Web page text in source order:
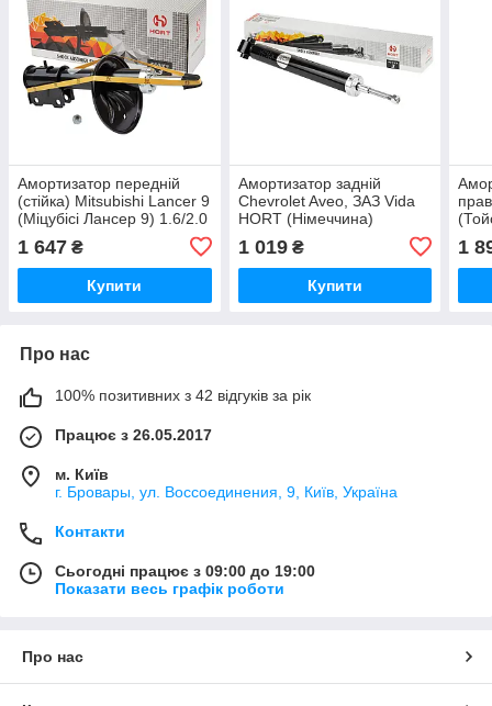
Амортизатор передній
(стійка) Mitsubishi Lancer 9
(Міцубісі Лансер 9) 1.6/2.0
1 647 ₴
Купити
Амортизатор задній
Chevrolet Aveo, ЗАЗ Vida
HORT (Німеччина)
1 019₴
Купити
1
Про нас
100% позитивних з 42 відгуків за рік
Працює з 26.05.2017
м. Київ
г. Бровары, ул. Воссоединения, 9, Київ, Україна
Контакти
Сьогодні працює з 09:00 до 19:00
Показати весь графік роботи
Про нас